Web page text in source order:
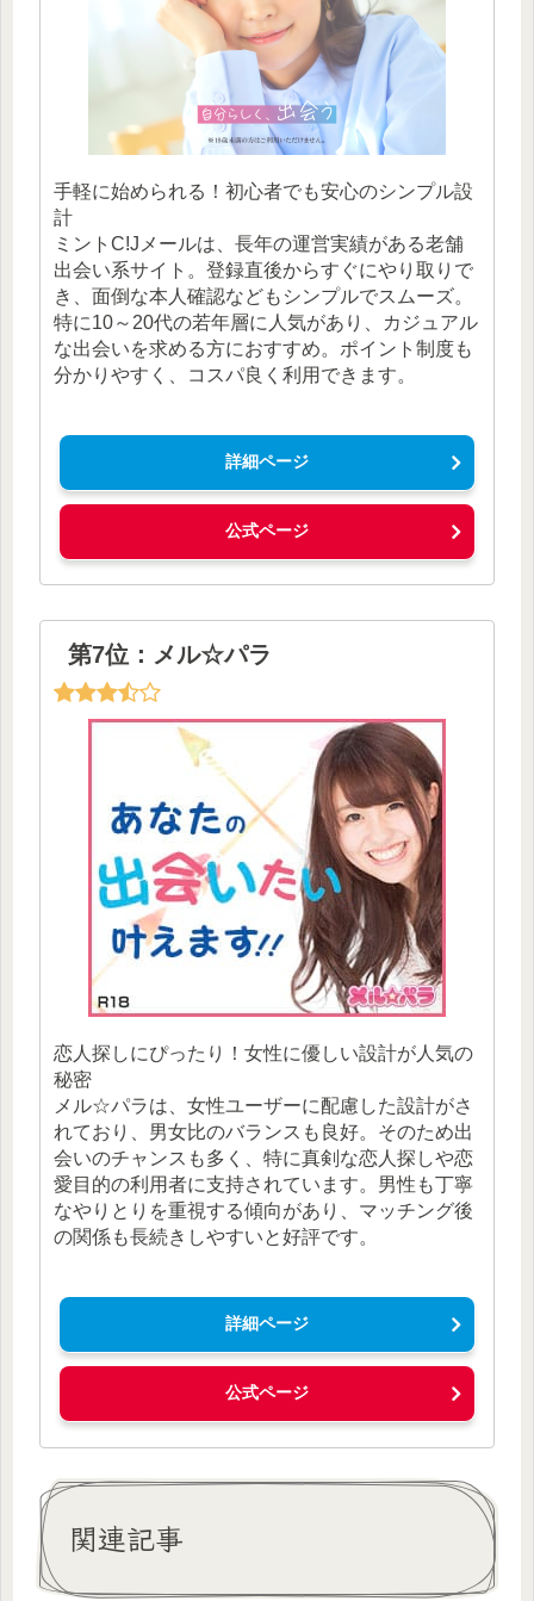
手軽に始められる！初心者でも安心のシンプル設
計
ミントC!Jメールは、長年の運営実績がある老舗
出会い系サイト。登録直後からすぐにやり取りで
き、面倒な本人確認などもシンプルでスムーズ。
特に10～20代の若年層に人気があり、カジュアル
な出会いを求める方におすすめ。ポイント制度も
分かりやすく、コスパ良く利用できます。
詳細ページ
公式ページ
第7位：メル☆パラ
恋人探しにぴったり！女性に優しい設計が人気の
秘密
メル☆パラは、女性ユーザーに配慮した設計がさ
れており、男女比のバランスも良好。そのため出
会いのチャンスも多く、特に真剣な恋人探しや恋
愛目的の利用者に支持されています。男性も丁寧
なやりとりを重視する傾向があり、マッチング後
の関係も長続きしやすいと好評です。
詳細ページ
公式ページ
関連記事